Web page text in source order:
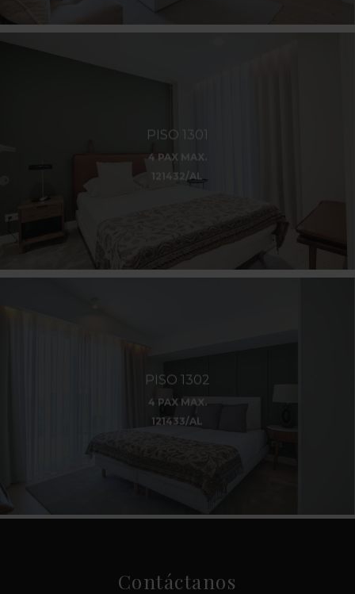
PISO 1301
4 PAX MAX.
121432/AL
PISO 1302
4 PAX MAX.
121433/AL
Contáctanos